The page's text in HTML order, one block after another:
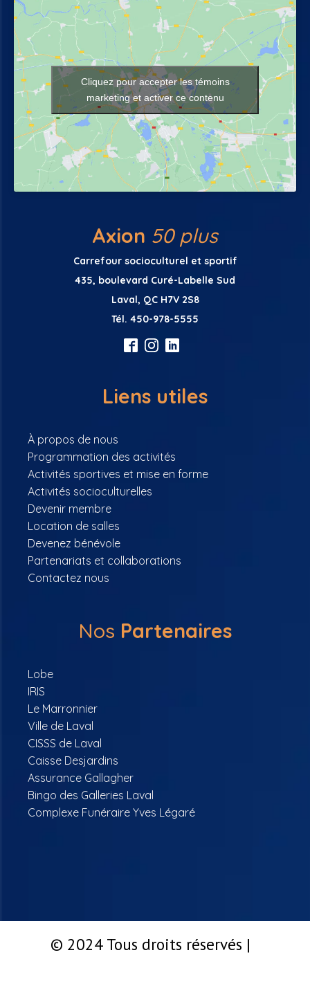
Cliquez pour accepter les témoins
marketing et activer ce contenu
Axion 50 plus
Carrefour socioculturel et sportif
435, boulevard Curé-Labelle Sud
Laval, QC H7V 2S8
Tél. 450-978-5555
Liens utiles
À propos de nous
Programmation des activités
Activités sportives et mise en forme
Activités socioculturelles
Devenir membre
Location de salles
Devenez bénévole
Partenariats et collaborations
Contactez nous
Nos Partenaires
Lobe
IRIS
Le Marronnier
Ville de Laval
CISSS de Laval
Caisse Desjardins
Assurance Gallagher
Bingo des Galleries Laval
Complexe Funéraire Yves Légaré
© 2024 Tous droits réservés |